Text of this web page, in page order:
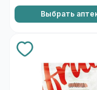
Выбрать